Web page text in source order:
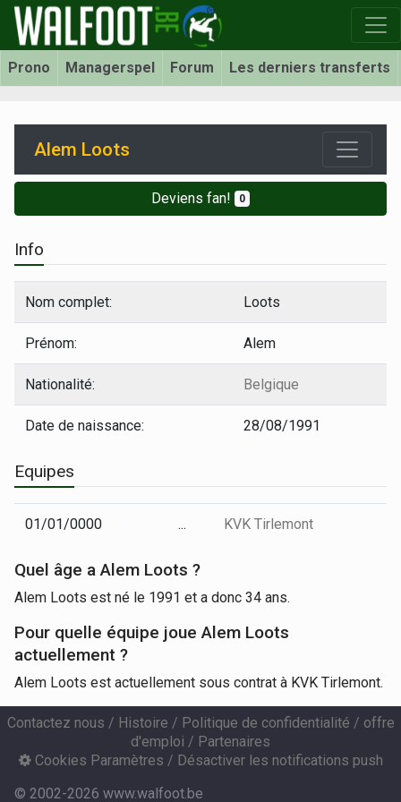
Prono Managerspel Forum Les derniers transferts
Alem Loots
Deviens fan! 0
Info
Nom complet: Loots
Prénom: Alem
Nationalité: Belgique
Date de naissance: 28/08/1991
Equipes
01/01/0000 ... KVK Tirlemont
Quel âge a Alem Loots ?
Alem Loots est né le 1991 et a donc 34 ans.
Pour quelle équipe joue Alem Loots
actuellement ?
Alem Loots est actuellement sous contrat à KVK Tirlemont.
Contactez nous / Histoire / Politique de confidentialité / offre
d'emploi / Partenaires
Cookies Paramètres / Désactiver les notifications push
© 2002-2026 www.walfoot.be